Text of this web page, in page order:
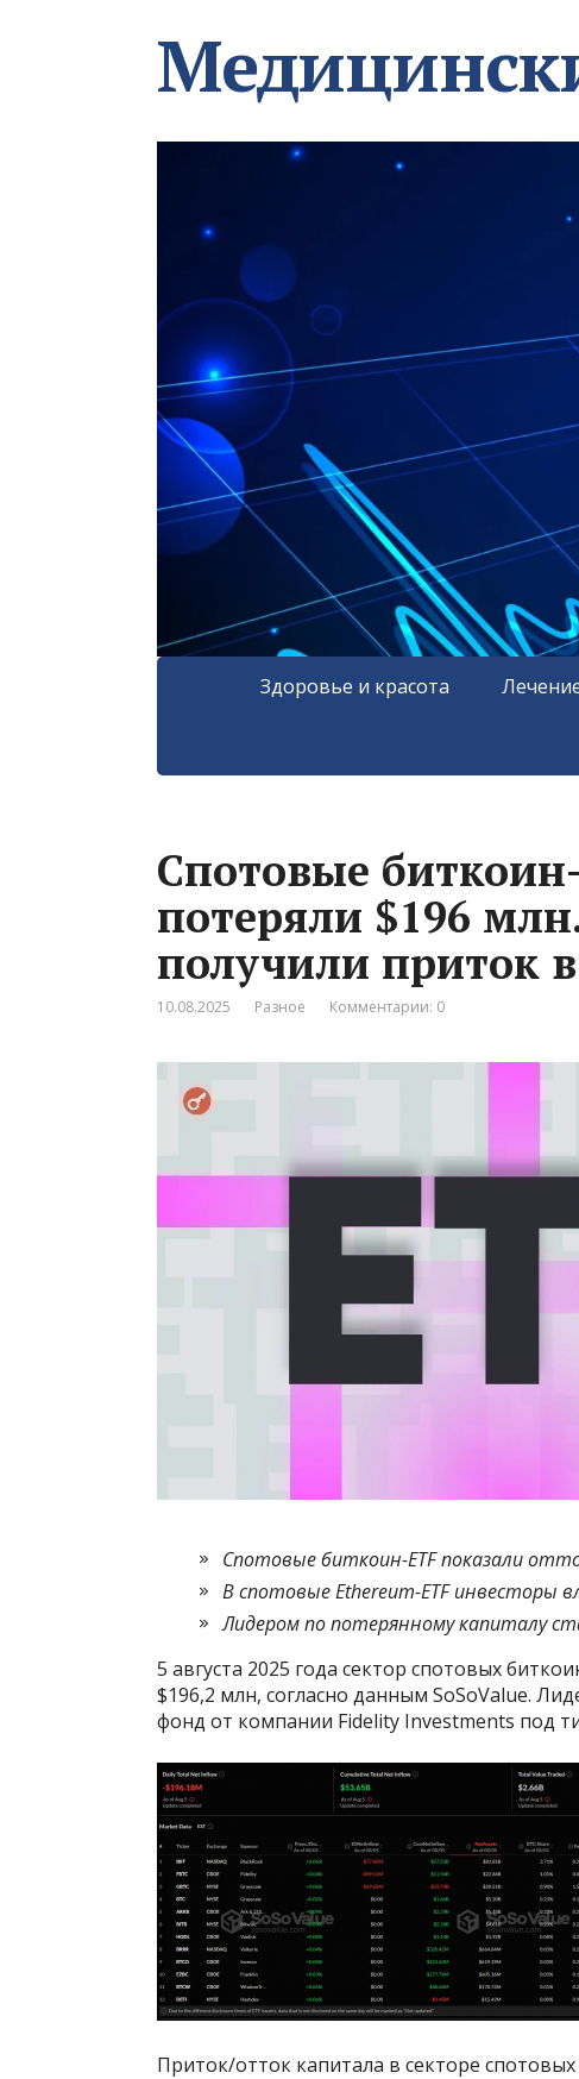
Здоровье и красота
Спотовые
потеряли $196
получили приток
10.08.2025 Разное Комментарии: 0
Спотовые биткоин-ETF показали
В спотовые Ethereum-ETF инвесторы
Лидером по потерянному капиталу
5 августа 2025 года сектор спотовых
$196,2 млн, согласно данным SoSoValue.
фонд от компании Fidelity Investments под
Приток/отток капитала в секторе